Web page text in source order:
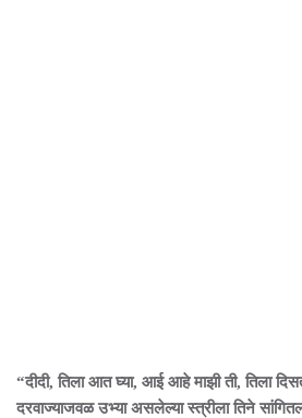
“दीदी, तिला आत घ्या, आई आहे माझी ती, तिला
दरवाज्याजवळ उभ्या असलेल्या स्त्रीला तिने